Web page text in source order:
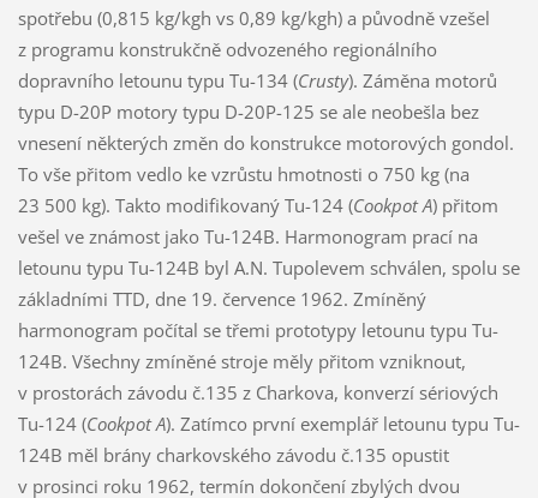
spotřebu (0,815 kg/kgh vs 0,89 kg/kgh) a původně vzešel
z programu konstrukčně odvozeného regionálního
dopravního letounu typu Tu-134 (Crusty). Záměna motorů
typu D-20P motory typu D-20P-125 se ale neobešla bez
vnesení některých změn do konstrukce motorových gondol.
To vše přitom vedlo ke vzrůstu hmotnosti o 750 kg (na
23 500 kg). Takto modifikovaný Tu-124 (Cookpot A) přitom
vešel ve známost jako Tu-124B. Harmonogram prací na
letounu typu Tu-124B byl A.N. Tupolevem schválen, spolu se
základními TTD, dne 19. července 1962. Zmíněný
harmonogram počítal se třemi prototypy letounu typu Tu-
124B. Všechny zmíněné stroje měly přitom vzniknout,
v prostorách závodu č.135 z Charkova, konverzí sériových
Tu-124 (Cookpot A). Zatímco první exemplář letounu typu Tu-
124B měl brány charkovského závodu č.135 opustit
v prosinci roku 1962, termín dokončení zbylých dvou